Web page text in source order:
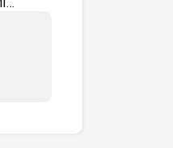
ou Rua
do